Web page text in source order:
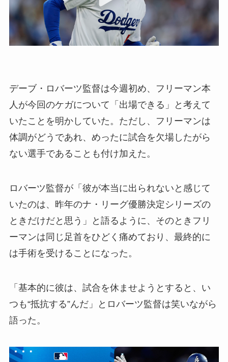
デーブ・ロバーツ監督は今週初め、フリーマン本
人が今回のケガについて「出場できる」と考えて
いたことを明かしていた。ただし、フリーマンは
体調がどうであれ、めったに試合を欠場したがら
ない選手であることも付け加えた。
ロバーツ監督が「彼が本当に出られないと感じて
いたのは、昨年のナ・リーグ優勝決定シリーズの
ときだけだと思う」と語るように、そのときフリ
ーマンは同じ足首をひどく痛めており、最終的に
は手術を受けることになった。
「基本的に彼は、試合を休ませようとすると、い
つも“抵抗する”んだ」とロバーツ監督は笑いながら
語った。